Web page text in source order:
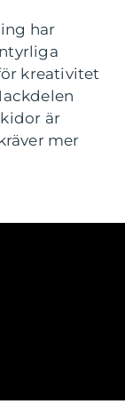
har
kreativitet
är
mer